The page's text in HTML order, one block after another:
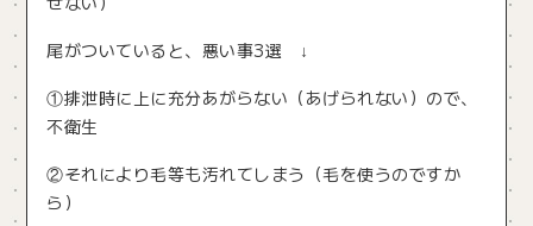
尾がついていると、悪い事3選 ↓
①排泄時に上に充分あがらない（あげられない）ので、
不衛生
②それにより毛等も汚れてしまう（毛を使うのですか
ら）